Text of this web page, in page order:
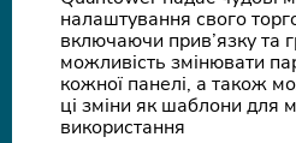
налаштування свого
включаючи прив’язку та
можливість змінювати
кожної панелі, а також
ці зміни як шаблони для
використання